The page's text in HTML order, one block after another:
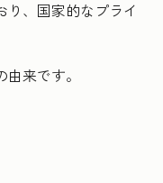
、国家的なプライ
来です。